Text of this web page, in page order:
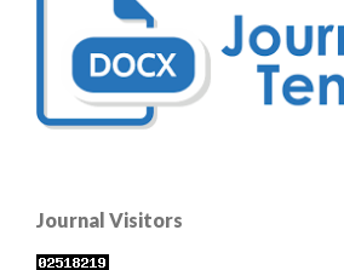
Journal Visitors